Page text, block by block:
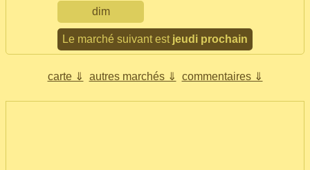
dim
Le marché suivant est jeudi prochain
carte ⇓ autres marchés ⇓ commentaires ⇓